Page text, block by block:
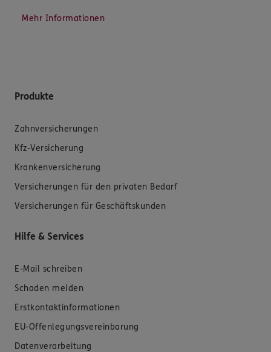
Mehr Informationen
Produkte
Zahnversicherungen
Kfz-Versicherung
Krankenversicherung
Versicherungen für den privaten Bedarf
Versicherungen für Geschäftskunden
Hilfe & Services
E-Mail schreiben
Schaden melden
Erstkontaktinformationen
EU-Offenlegungsvereinbarung
Datenverarbeitung